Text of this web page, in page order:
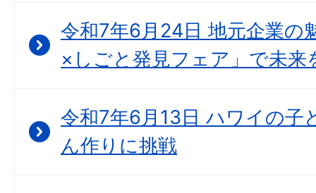
令和7年6月24日 地元企業の
×しごと発見フェア」で未来
令和7年6月13日 ハワイの子
ん作りに挑戦